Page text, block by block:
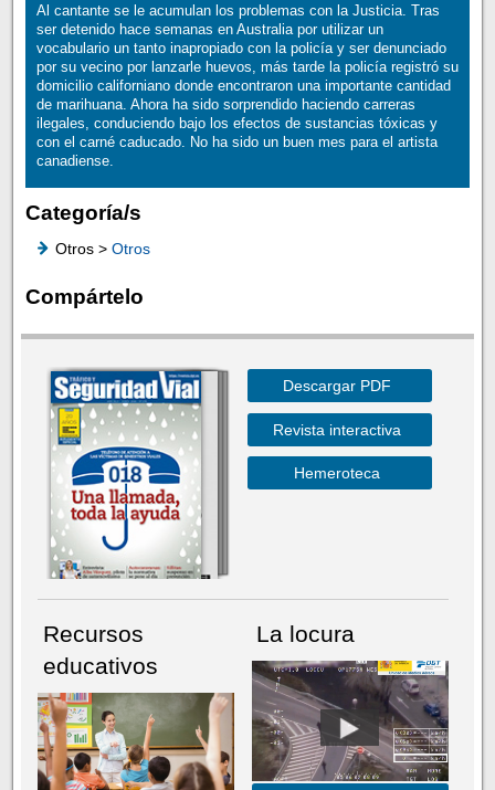
Al cantante se le acumulan los problemas con la Justicia. Tras
ser detenido hace semanas en Australia por utilizar un
vocabulario un tanto inapropiado con la policía y ser denunciado
por su vecino por lanzarle huevos, más tarde la policía registró su
domicilio californiano donde encontraron una importante cantidad
de marihuana. Ahora ha sido sorprendido haciendo carreras
ilegales, conduciendo bajo los efectos de sustancias tóxicas y
con el carné caducado. No ha sido un buen mes para el artista
canadiense.
Categoría/s
Otros > Otros
Compártelo
Descargar PDF
Revista interactiva
Hemeroteca
Recursos
educativos
La locura